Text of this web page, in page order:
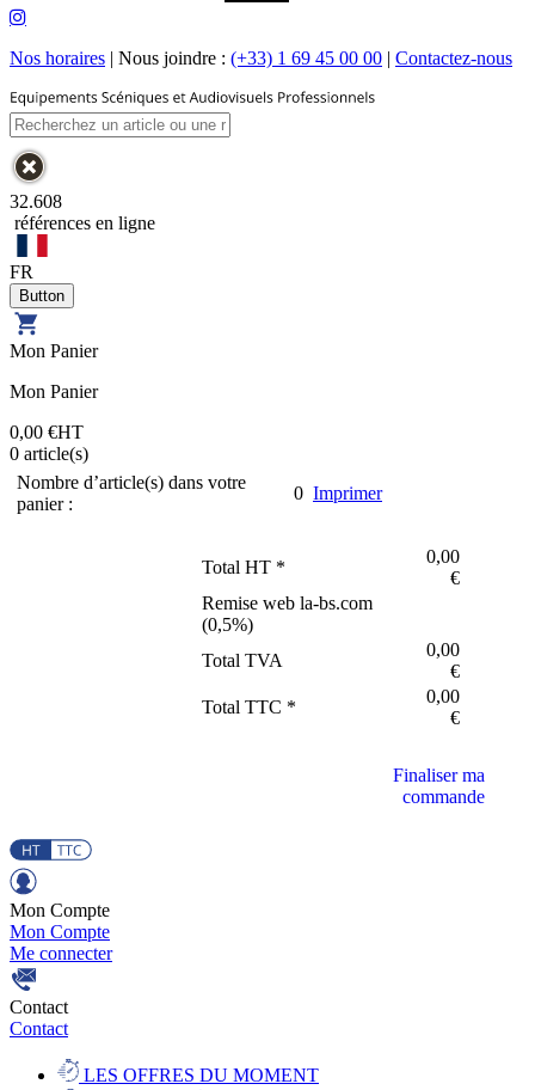
Nos horaires | Nous joindre : (+33) 1 69 45 00 00 | Contactez-nous
32.608
références en ligne
FR
Mon Panier
Mon Panier
0,00 €HT
0 article(s)
Nombre d’article(s) dans votre
panier :
0 Imprimer
Total HT *
0,00
€
Remise web la-bs.com
(0,5%)
Total TVA
0,00
€
Total TTC *
0,00
€
Finaliser ma
commande
Mon Compte
Mon Compte
Me connecter
Contact
Contact
LES OFFRES DU MOMENT